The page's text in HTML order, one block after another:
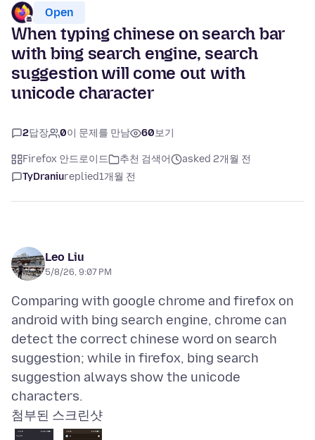
Open
When typing chinese on search bar
with bing search engine, search
suggestion will come out with
unicode character
2답장 0이 문제를 만남 60보기
Firefox 안드로이드 추천 검색어
asked 2개월 전
TyDraniureplied1개월 전
Leo Liu
5/8/26, 9:07 PM
Comparing with google chrome and firefox on
android with bing search engine, chrome can
detect the correct chinese word on search
suggestion; while in firefox, bing search
suggestion always show the unicode
첨부된 스크린샷